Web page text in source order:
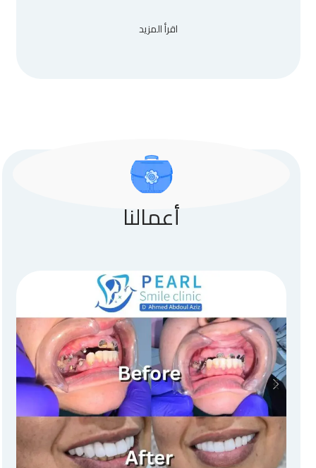
اقرأ المزيد
أعمالنا